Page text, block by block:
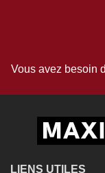
Vous avez besoin
LIENS UTILES